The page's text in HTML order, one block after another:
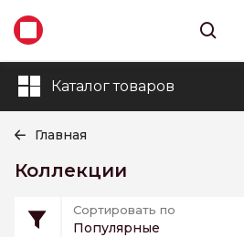
Каталог товаров
Главная
Коллекции
Сортировать по
Популярные